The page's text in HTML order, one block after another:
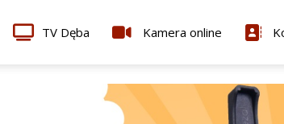
TV Dęba Kamera online